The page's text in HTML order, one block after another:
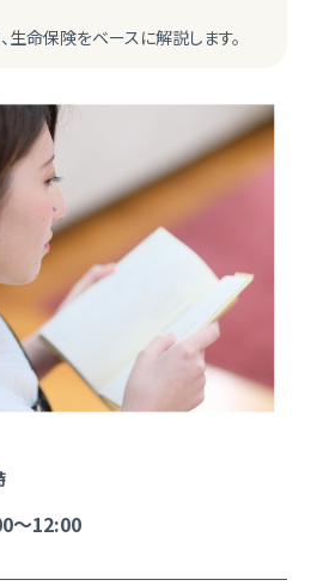
生命保険をベースに解説します。
～12:00